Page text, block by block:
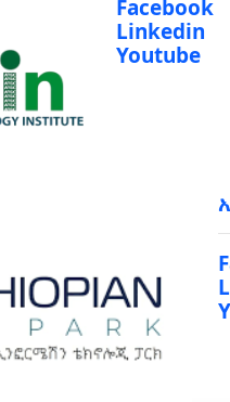
Facebook
Linkedin
Youtube